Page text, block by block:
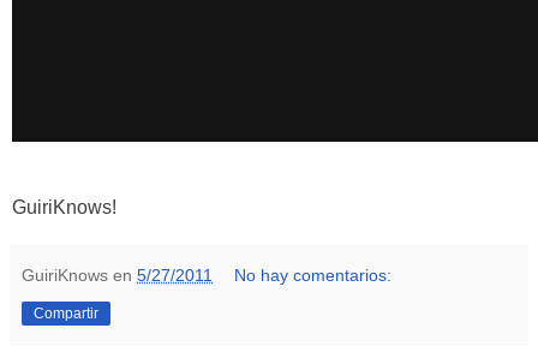
GuiriKnows!
GuiriKnows en 5/27/2011 No hay comentarios:
Compartir